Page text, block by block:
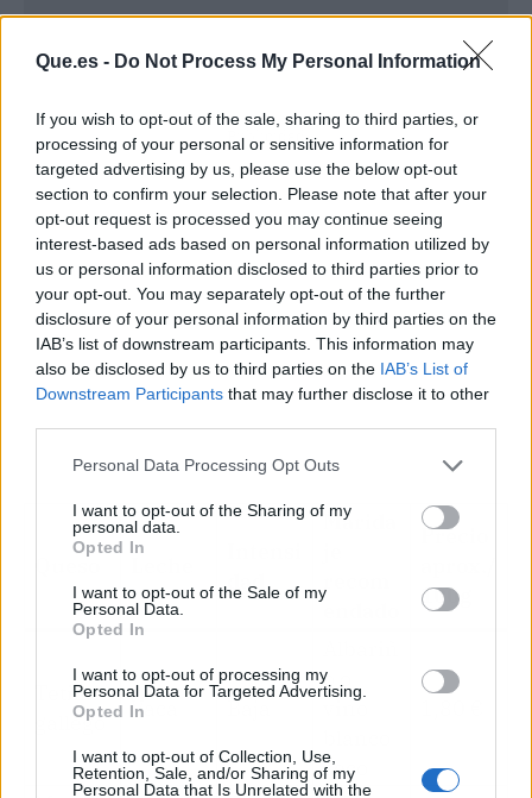
Que.es - Do Not Process My Personal Information
If you wish to opt-out of the sale, sharing to third parties, or
processing of your personal or sensitive information for
targeted advertising by us, please use the below opt-out
section to confirm your selection. Please note that after your
opt-out request is processed you may continue seeing
interest-based ads based on personal information utilized by
us or personal information disclosed to third parties prior to
your opt-out. You may separately opt-out of the further
disclosure of your personal information by third parties on the
IAB’s list of downstream participants. This information may
also be disclosed by us to third parties on the IAB’s List of
Downstream Participants that may further disclose it to other
Personal Data Processing Opt Outs
I want to opt-out of the Sharing of my
personal data.
Opted In
I want to opt-out of the Sale of my
Personal Data.
Opted In
I want to opt-out of processing my
Personal Data for Targeted Advertising.
Opted In
I want to opt-out of Collection, Use,
Retention, Sale, and/or Sharing of my
Personal Data that Is Unrelated with the
Publicidad
Queso
dad
Marida
Precio
100g
Tetilla
gallego
Vaca Baja
o o
vino
seco